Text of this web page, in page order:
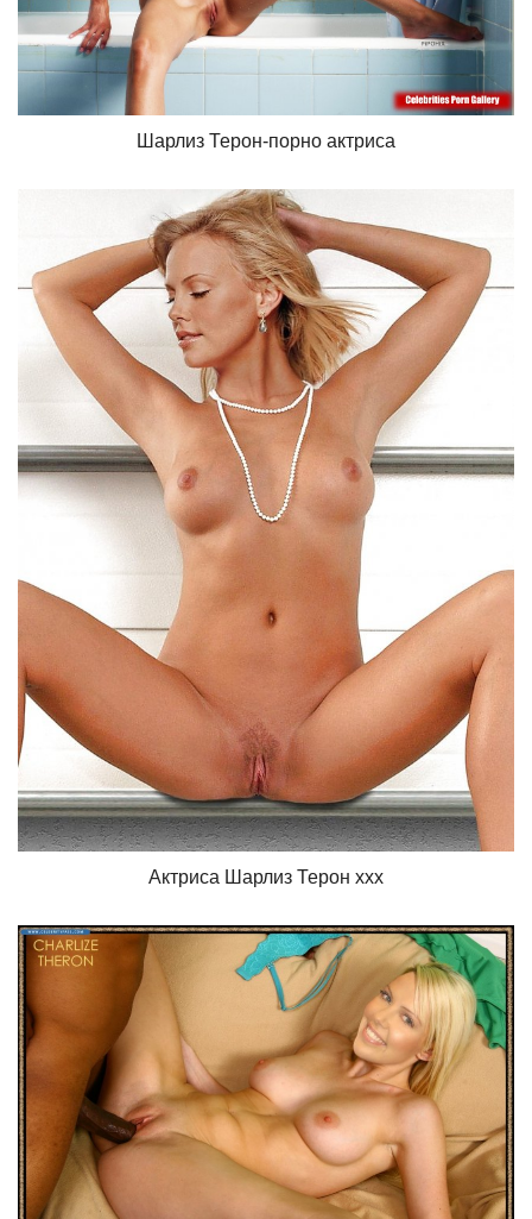
Шарлиз Терон-порно актриса
Актриса Шарлиз Терон xxx